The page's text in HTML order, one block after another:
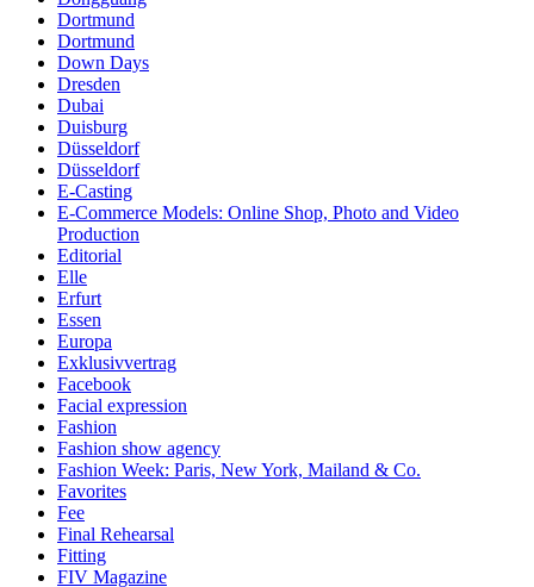
Dortmund
Dortmund
Down Days
Dresden
Dubai
Duisburg
Düsseldorf
Düsseldorf
E-Casting
E-Commerce Models: Online Shop, Photo and Video
Production
Editorial
Elle
Erfurt
Essen
Europa
Exklusivvertrag
Facebook
Facial expression
Fashion
Fashion show agency
Fashion Week: Paris, New York, Mailand & Co.
Favorites
Fee
Final Rehearsal
Fitting
FIV Magazine